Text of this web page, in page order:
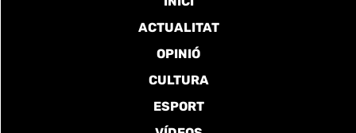
ACTUALITAT
OPINIÓ
CULTURA
ESPORT